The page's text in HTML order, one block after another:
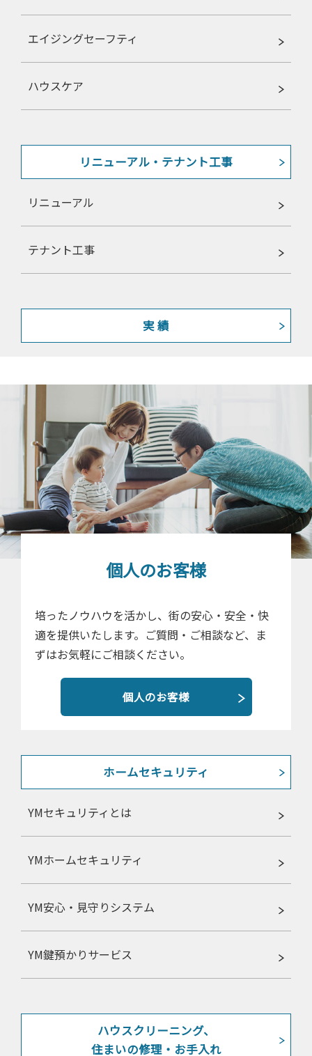
エイジングセーフティ
ハウスケア
リニューアル・テナント工事
リニューアル
テナント工事
実 績
個人のお客様
培ったノウハウを活かし、街の安心・安全・快
適を提供いたします。ご質問・ご相談など、ま
ずはお気軽にご相談ください。
個人のお客様
ホームセキュリティ
YMセキュリティとは
YMホームセキュリティ
YM安心・見守りシステム
YM鍵預かりサービス
ハウスクリーニング、
住まいの修理・お手入れ